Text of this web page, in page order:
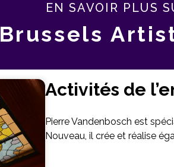
EN SAVOIR PLUS
Brussels
Activités de
Pierre Vandenbosch est
Nouveau, il crée et réalise